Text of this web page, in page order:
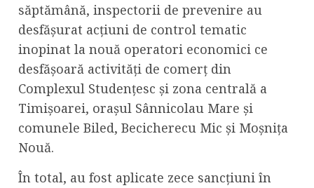
săptămână, inspectorii de prevenire au
desfășurat acțiuni de control tematic
inopinat la nouă operatori economici ce
desfășoară activități de comerț din
Complexul Studențesc și zona centrală a
Timișoarei, orașul Sânnicolau Mare și
comunele Biled, Becicherecu Mic și Moșnița
Nouă.
În total, au fost aplicate zece sancțiuni în